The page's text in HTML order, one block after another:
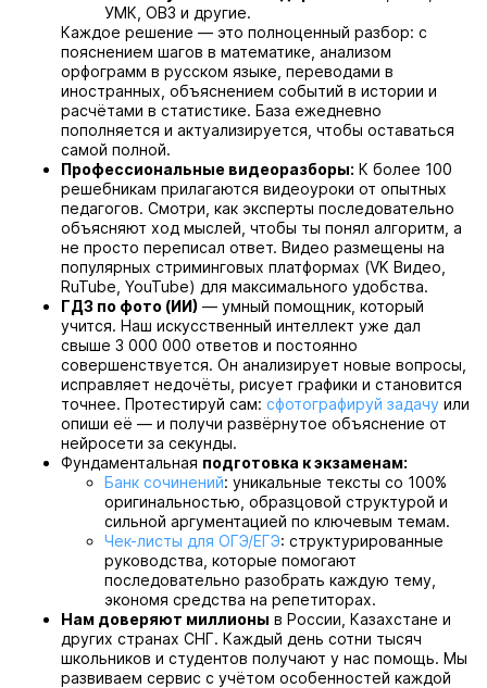
УМК, ОВЗ и другие.
Каждое решение — это полноценный разбор: с
пояснением шагов в математике, анализом
орфограмм в русском языке, переводами в
иностранных, объяснением событий в истории и
расчётами в статистике. База ежедневно
пополняется и актуализируется, чтобы оставаться
самой полной.
Профессиональные видеоразборы: К более 100
решебникам прилагаются видеоуроки от опытных
педагогов. Смотри, как эксперты последовательно
объясняют ход мыслей, чтобы ты понял алгоритм, а
не просто переписал ответ. Видео размещены на
популярных стриминговых платформах (VK Видео,
RuTube, YouTube) для максимального удобства.
ГДЗ по фото (ИИ) — умный помощник, который
учится. Наш искусственный интеллект уже дал
свыше 3 000 000 ответов и постоянно
совершенствуется. Он анализирует новые вопросы,
исправляет недочёты, рисует графики и становится
точнее. Протестируй сам: сфотографируй задачу или
опиши её — и получи развёрнутое объяснение от
нейросети за секунды.
Фундаментальная подготовка к экзаменам:
Банк сочинений: уникальные тексты со 100%
оригинальностью, образцовой структурой и
сильной аргументацией по ключевым темам.
Чек-листы для ОГЭ/ЕГЭ: структурированные
руководства, которые помогают
последовательно разобрать каждую тему,
экономя средства на репетиторах.
Нам доверяют миллионы в России, Казахстане и
других странах СНГ. Каждый день сотни тысяч
школьников и студентов получают у нас помощь. Мы
развиваем сервис с учётом особенностей каждой